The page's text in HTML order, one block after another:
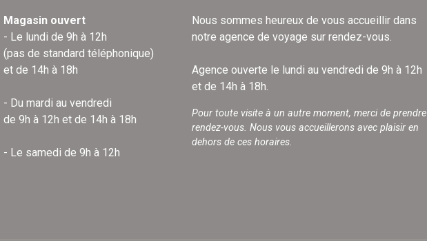
Magasin ouvert
- Le lundi de 9h à 12h
(pas de standard téléphonique)
et de 14h à 18h
- Du mardi au vendredi
de 9h à 12h et de 14h à 18h
- Le samedi de 9h à 12h
Nous sommes heureux de vous accueillir dans
notre agence de voyage sur rendez-vous.
Agence ouverte le lundi au vendredi de 9h à 12h
et de 14h à 18h.
Pour toute visite à un autre moment, merci de prendre
rendez-vous. Nous vous accueillerons avec plaisir en
dehors de ces horaires.